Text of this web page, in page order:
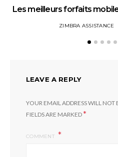
Les meilleurs forfaits
ZIMBRA ASSISTANCE
LEAVE A REPLY
YOUR EMAIL ADDRESS WILL NOT
FIELDS ARE MARKED*
COMMENT